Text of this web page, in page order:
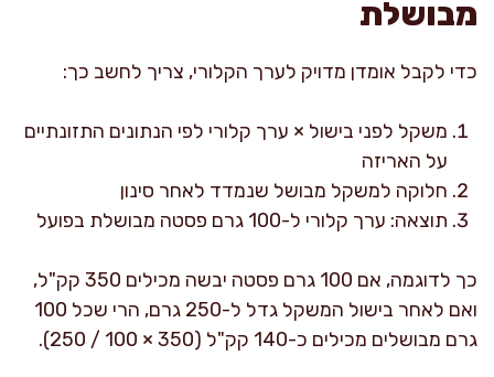
מבושלת
כדי לקבל אומדן מדויק לערך הקלורי, צריך לחשב כך:
משקל לפני בישול × ערך קלורי לפי הנתונים התזונתיים
על האריזה
חלוקה למשקל מבושל שנמדד לאחר סינון
תוצאה: ערך קלורי ל-100 גרם פסטה מבושלת בפועל
כך לדוגמה, אם 100 גרם פסטה יבשה מכילים 350 קק"ל,
ואם לאחר בישול המשקל גדל ל-250 גרם, הרי שכל 100
גרם מבושלים מכילים כ-140 קק"ל (350 × 100 / 250).